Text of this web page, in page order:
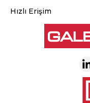
Hızlı Erişim